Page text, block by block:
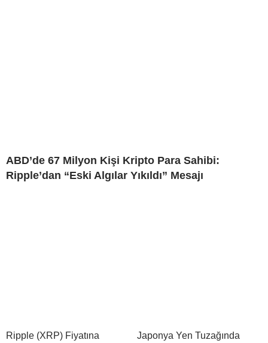
ABD’de 67 Milyon Kişi Kripto Para Sahibi:
Ripple’dan “Eski Algılar Yıkıldı” Mesajı
Ripple (XRP) Fiyatına
Japonya Yen Tuzağında